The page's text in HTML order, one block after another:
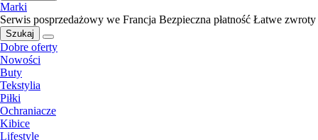
Marki
Serwis posprzedażowy we Francja Bezpieczna płatność Łatwe zwroty
Szukaj
Dobre oferty
Nowości
Buty
Tekstylia
Piłki
Ochraniacze
Kibice
Lifestyle